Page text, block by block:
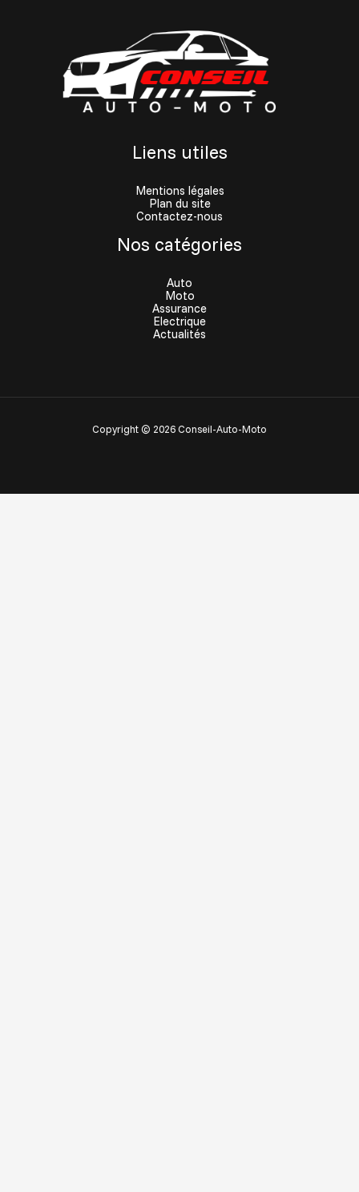
Liens utiles
Mentions légales
Plan du site
Contactez-nous
Nos catégories
Auto
Moto
Assurance
Electrique
Actualités
Copyright © 2026 Conseil-Auto-Moto